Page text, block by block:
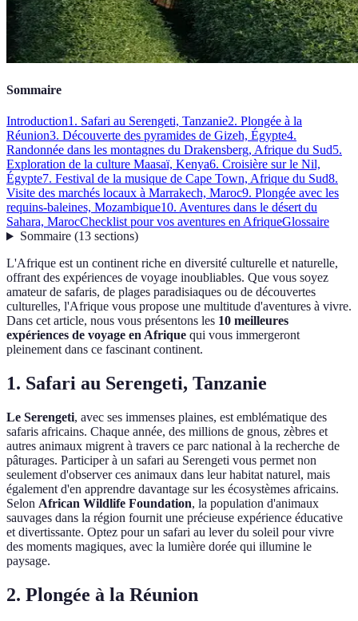
Sommaire
Introduction1. Safari au Serengeti, Tanzanie2. Plongée à la
Réunion3. Découverte des pyramides de Gizeh, Égypte4.
Randonnée dans les montagnes du Drakensberg, Afrique du Sud5.
Exploration de la culture Maasaï, Kenya6. Croisière sur le Nil,
Égypte7. Festival de la musique de Cape Town, Afrique du Sud8.
Visite des marchés locaux à Marrakech, Maroc9. Plongée avec les
requins-baleines, Mozambique10. Aventures dans le désert du
Sahara, MarocChecklist pour vos aventures en AfriqueGlossaire
Sommaire(13 sections)
L'Afrique est un continent riche en diversité culturelle et naturelle,
offrant des expériences de voyage inoubliables. Que vous soyez
amateur de safaris, de plages paradisiaques ou de découvertes
culturelles, l'Afrique vous propose une multitude d'aventures à vivre.
Dans cet article, nous vous présentons les 10 meilleures
expériences de voyage en Afrique qui vous immergeront
pleinement dans ce fascinant continent.
1. Safari au Serengeti, Tanzanie
Le Serengeti, avec ses immenses plaines, est emblématique des
safaris africains. Chaque année, des millions de gnous, zèbres et
autres animaux migrent à travers ce parc national à la recherche de
pâturages. Participer à un safari au Serengeti vous permet non
seulement d'observer ces animaux dans leur habitat naturel, mais
également d'en apprendre davantage sur les écosystèmes africains.
Selon African Wildlife Foundation, la population d'animaux
sauvages dans la région fournit une précieuse expérience éducative
et divertissante. Optez pour un safari au lever du soleil pour vivre
des moments magiques, avec la lumière dorée qui illumine le
paysage.
2. Plongée à la Réunion